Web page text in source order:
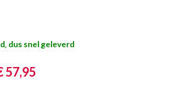
dus snel geleverd
57,95